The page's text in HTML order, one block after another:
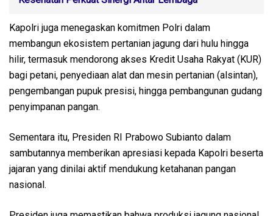
Kapolri juga menegaskan komitmen Polri dalam
membangun ekosistem pertanian jagung dari hulu hingga
hilir, termasuk mendorong akses Kredit Usaha Rakyat (KUR)
bagi petani, penyediaan alat dan mesin pertanian (alsintan),
pengembangan pupuk presisi, hingga pembangunan gudang
penyimpanan pangan.
Sementara itu, Presiden RI Prabowo Subianto dalam
sambutannya memberikan apresiasi kepada Kapolri beserta
jajaran yang dinilai aktif mendukung ketahanan pangan
nasional.